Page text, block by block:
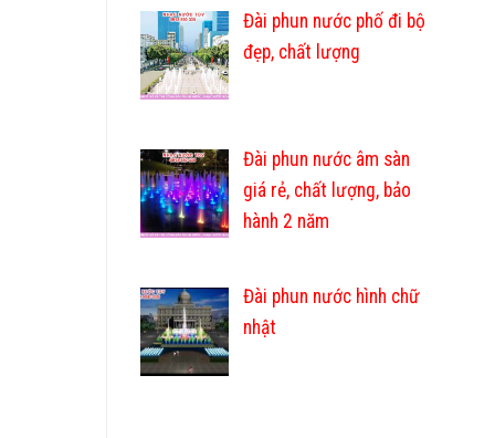
Đài phun nước phố đi bộ
đẹp, chất lượng
Đài phun nước âm sàn
giá rẻ, chất lượng, bảo
hành 2 năm
Đài phun nước hình chữ
nhật